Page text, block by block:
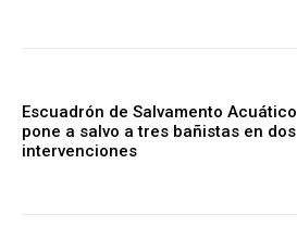
Escuadrón de Salvamento Acuático
pone a salvo a tres bañistas en dos
intervenciones